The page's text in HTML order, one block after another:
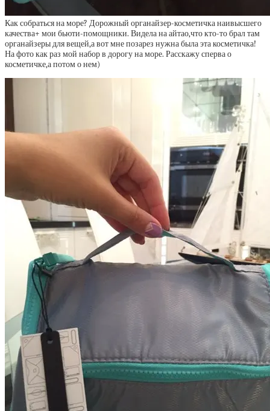
Как собраться на море? Дорожный органайзер-косметичка наивысшего
качества+ мои бьюти-помощники. Видела на айтао,что кто-то брал там
органайзеры для вещей,а вот мне позарез нужна была эта косметичка!
На фото как раз мой набор в дорогу на море. Расскажу сперва о
косметичке,а потом о нем)